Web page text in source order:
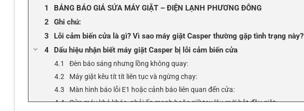
BẢNG BÁO GIÁ SỬA MÁY GIẶT – ĐIỆN LẠNH PHƯƠNG ĐÔNG
Ghi chú:
Lỗi cảm biến cửa là gì? Vì sao máy giặt Casper thường gặp tình trạng này?
Dấu hiệu nhận biết máy giặt Casper bị lỗi cảm biến cửa
Đèn báo sáng nhưng lồng không quay:
Máy giặt kêu tít tít liên tục và ngừng chạy:
Màn hình báo lỗi E1 hoặc cảnh báo liên quan đến cửa:
Cửa máy khó khóa, phải ấn mạnh hoặc giữ tay lâu mới bắt đầu giặt: